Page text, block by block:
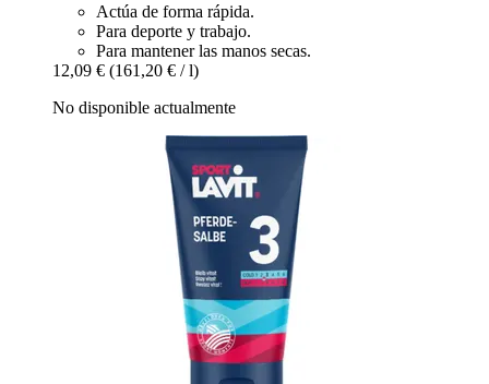
Actúa de forma rápida.
Para deporte y trabajo.
Para mantener las manos secas.
12,09 € (161,20 € / l)
No disponible actualmente